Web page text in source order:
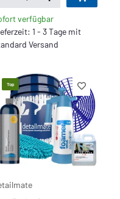
verfügbar
1 - 3 Tage mit
Versand
Top